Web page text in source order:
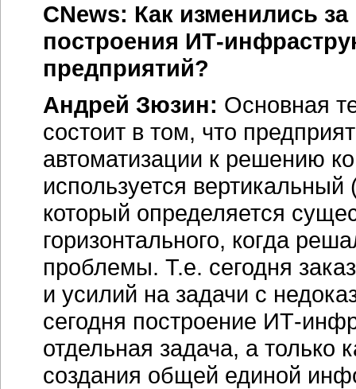
CNews: Как изменились
построения ИТ-
предприятий?
Андрей Зюзин: Основная
состоит в том, что
автоматизации к решению
используется
который определяется
горизонтального, когда
проблемы. Т.е. сегодня
и усилий на задачи с
сегодня построение ИТ-
отдельная задача, а только
создания общей единой